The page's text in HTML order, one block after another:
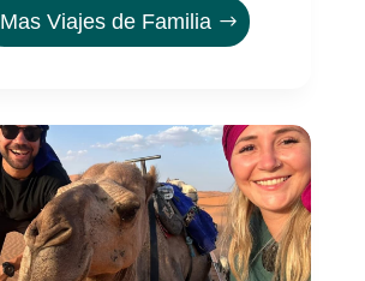
Mas Viajes de Familia